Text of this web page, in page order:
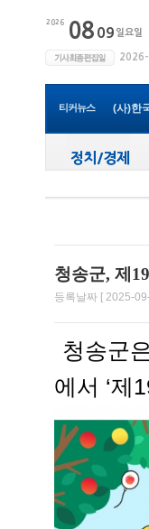
티커뉴스
청송군
청송
윤경희
(사)한
청송군
청송군
새마을
청송군, 제
등록날짜 [ 2025-
청송군
에서 ‘제